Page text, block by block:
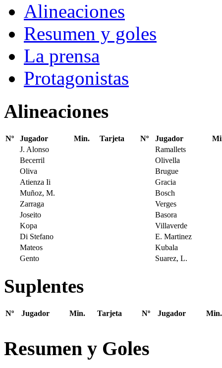
Alineaciones
Resumen y goles
La prensa
Protagonistas
Alineaciones
Nº Jugador Min. Tarjeta Nº Jugador
J. Alonso
Ramallets
Becerril
Olivella
Oliva
Brugue
Atienza Ii
Gracia
Muñoz, M.
Bosch
Zarraga
Verges
Joseito
Basora
Kopa
Villaverde
Di Stefano
E. Martinez
Mateos
Kubala
Gento
Suarez, L.
Suplentes
Nº Jugador Min. Tarjeta Nº Jugador Min.
Resumen y Goles